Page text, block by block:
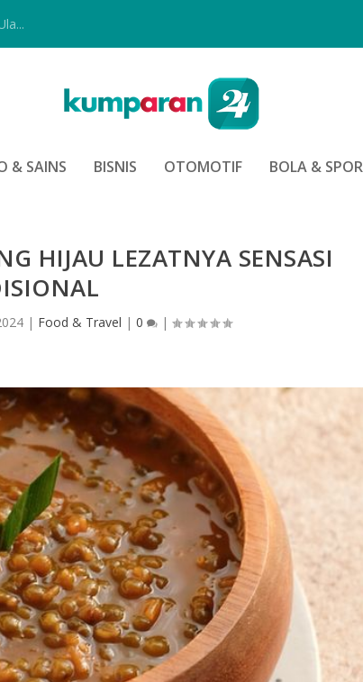
& SAINS BISNIS OTOMOTIF BOLA &
HIJAU LEZATNYA SENSASI
| Food & Travel | 0 |